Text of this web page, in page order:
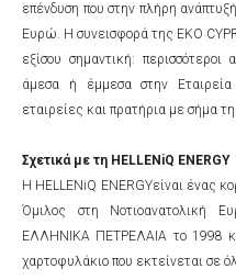
επένδυση που στην πλήρη
Ευρώ. Η συνεισφορά της ΕΚΟ
εξίσου σημαντική: περισσότεροι
άμεσα ή έμμεσα στην
εταιρείες και πρατήρια με σήμα
Σχετικά με τη HELLENiQ ENERGY
Η HELLENiQ ENERGYείναι ένας
Όμιλος στη Νοτιοανατολική
ΕΛΛΗΝΙΚΑ ΠΕΤΡΕΛΑΙΑ το 1998
χαρτοφυλάκιο που εκτείνεται σε